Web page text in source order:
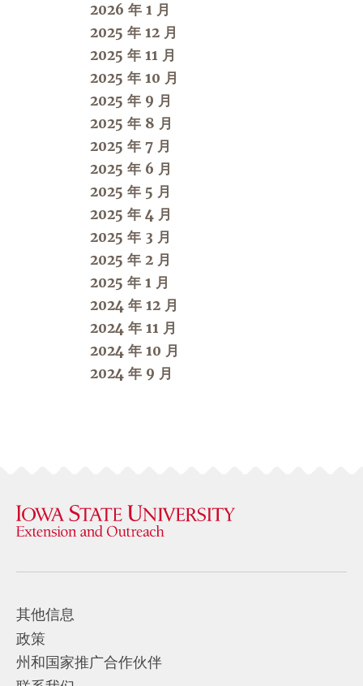
2026 年 1 月
2025 年 12 月
2025 年 11 月
2025 年 10 月
2025 年 9 月
2025 年 8 月
2025 年 7 月
2025 年 6 月
2025 年 5 月
2025 年 4 月
2025 年 3 月
2025 年 2 月
2025 年 1 月
2024 年 12 月
2024 年 11 月
2024 年 10 月
2024 年 9 月
其他信息
政策
州和国家推广合作伙伴